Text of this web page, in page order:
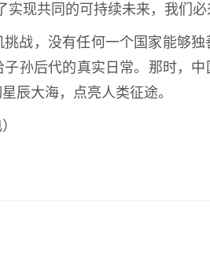
实现共同的可持续未来，我们
战，没有任何一个国家能够
孙后代的真实日常。那时，
辰大海，点亮人类征途。